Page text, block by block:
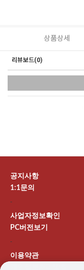
상품상세
리뷰보드(0)
공지사항
1:1문의
-
사업자정보확인
PC버전보기
-
이용약관